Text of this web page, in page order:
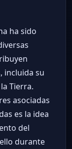
ha sido
incluida su
Tierra.
asociadas
es la idea
del
durante